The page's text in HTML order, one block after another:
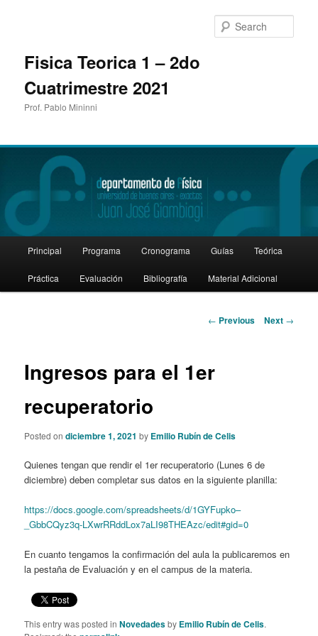
Fisica Teorica 1 – 2do
Cuatrimestre 2021
Prof. Pablo Mininni
Skip
to
Principal Programa Cronograma Guías Teórica
Práctica Evaluación Bibliografía Material Adicional
Post
← Previous Next →
Ingresos para el 1er
recuperatorio
Posted ondiciembre 1, 2021 by Emilio Rubín de Celis
Quienes tengan que rendir el 1er recuperatorio (Lunes 6 de
diciembre) deben completar sus datos en la siguiente planilla:
https://docs.google.com/spreadsheets/d/1GYFupko–
_GbbCQyz3q-LXwrRRddLox7aLI98THEAzc/edit#gid=0
En cuanto tengamos la confirmación del aula la publicaremos en
la pestaña de Evaluación y en el campus de la materia.
This entry was posted inNovedadesby Emilio Rubín de Celis.